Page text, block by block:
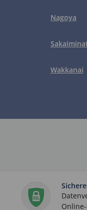
Nagoya
Wakkanai